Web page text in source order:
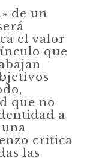
de un
el valor
que
que no
a
critica
las